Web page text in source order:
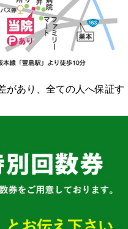
があり、全ての人へ保証す